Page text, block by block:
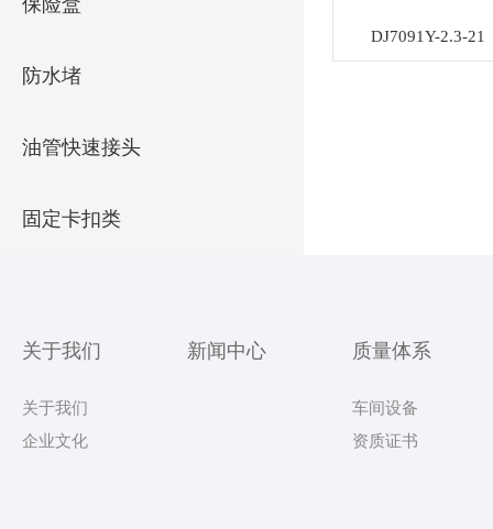
保险盒
防水堵
油管快速接头
固定卡扣类
DJ7091Y-2.3-21
关于我们
关于我们
企业文化
新闻中心 质量体系
车间设备
资质证书